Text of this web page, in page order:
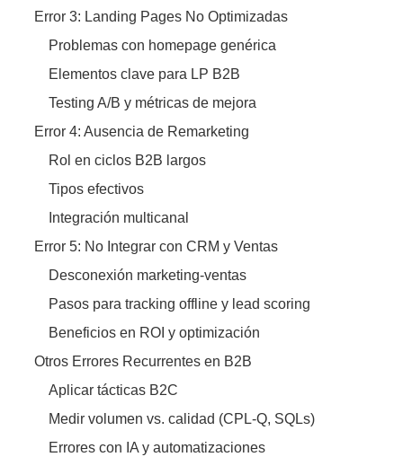
Error 3: Landing Pages No Optimizadas
Problemas con homepage genérica
Elementos clave para LP B2B
Testing A/B y métricas de mejora
Error 4: Ausencia de Remarketing
Rol en ciclos B2B largos
Tipos efectivos
Integración multicanal
Error 5: No Integrar con CRM y Ventas
Desconexión marketing-ventas
Pasos para tracking offline y lead scoring
Beneficios en ROI y optimización
Otros Errores Recurrentes en B2B
Aplicar tácticas B2C
Medir volumen vs. calidad (CPL-Q, SQLs)
Errores con IA y automatizaciones